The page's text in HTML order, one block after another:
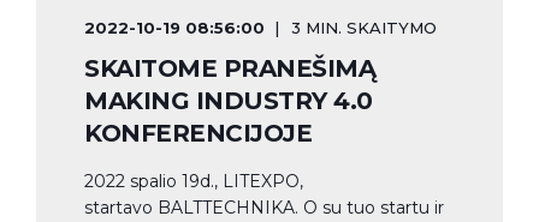
2022-10-19 08:56:00 3 MIN. SKAITYMO
SKAITOME PRANEŠIMĄ
MAKING INDUSTRY 4.0
KONFERENCIJOJE
2022 spalio 19d., LITEXPO,
startavo BALTTECHNIKA. O su tuo startu ir